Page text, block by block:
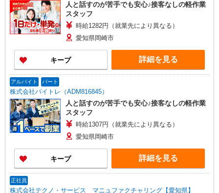
人と話すのが苦手でも安心♪接客なしの軽作業
スタッフ
時給1282円（就業先により異なる）
愛知県岡崎市
キープ 詳細を見る
アルバイト パート
株式会社バイトレ（ADM816845）
人と話すのが苦手でも安心♪接客なしの軽作業
スタッフ
時給1307円（就業先により異なる）
愛知県岡崎市
キープ 詳細を見る
正社員
株式会社テクノ・サービス マニュファクチャリング【愛知県】